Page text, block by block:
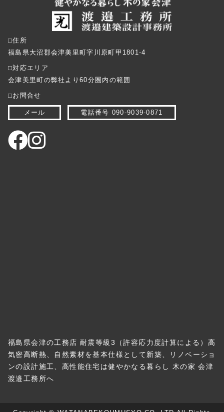
⬜︎住所
福島県大沼郡会津美里町字川原町甲1801-4
⬜︎対応エリア
会津美里町の弊社より60分圏内の範囲
⬜︎お問合せ
メール 電話番号 090-9039-0871
福島県会津の工務店 耐震等級3（許容応力度計算による）高
気密高断熱、自然素材を基本仕様として新築、リノベーショ
ンの設計施工、高性能住宅は健やかなる暮らし 木の家 会津
渡邉工務所へ